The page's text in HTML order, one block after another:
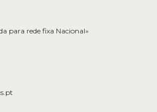
para rede fixa Nacional»